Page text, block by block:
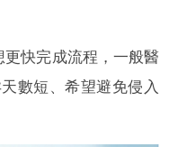
快完成流程，一般醫
數短、希望避免侵入